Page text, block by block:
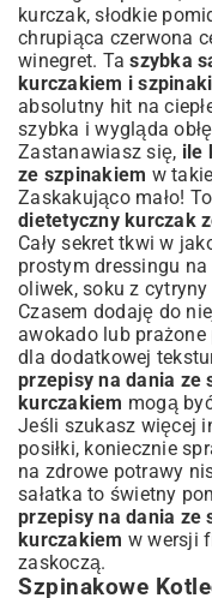
kurczak, słodkie
chrupiąca czerwona
winegret. Taszybka
kurczakiem i
absolutny hit na
szybka i wygląda
Zastanawiasz się, ile
ze szpinakiem w
Zaskakująco mało!
dietetyczny kurczak
Cały sekret tkwi w
prostym dressingu
oliwek, soku z
Czasem dodaję do
awokado lub prażone
dla dodatkowej
przepisy na dania ze
kurczakiem mogą
Jeśli szukasz więcej
posiłki, koniecznie
na zdrowe potrawy
sałatka to świetny
przepisy na dania ze
kurczakiem w wersji
zaskoczą.
Szpinakowe